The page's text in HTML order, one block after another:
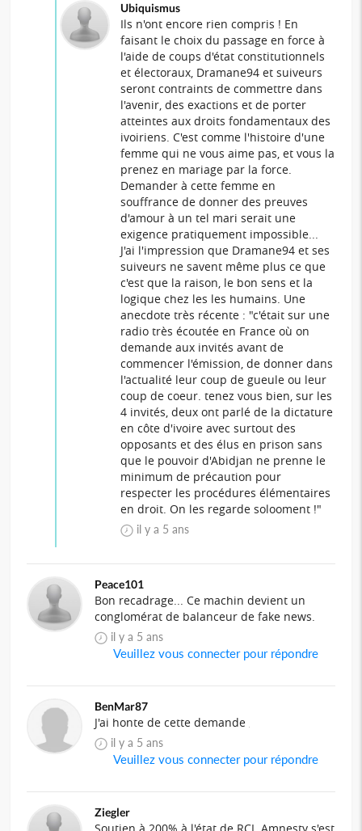
Ubiquismus
Ils n'ont encore rien compris ! En
faisant le choix du passage en force à
l'aide de coups d'état constitutionnels
et électoraux, Dramane94 et suiveurs
seront contraints de commettre dans
l'avenir, des exactions et de porter
atteintes aux droits fondamentaux des
ivoiriens. C'est comme l'histoire d'une
femme qui ne vous aime pas, et vous la
prenez en mariage par la force.
Demander à cette femme en
souffrance de donner des preuves
d'amour à un tel mari serait une
exigence pratiquement impossible...
J'ai l'impression que Dramane94 et ses
suiveurs ne savent même plus ce que
c'est que la raison, le bon sens et la
logique chez les les humains. Une
anecdote très récente : "c'était sur une
radio très écoutée en France où on
demande aux invités avant de
commencer l'émission, de donner dans
l'actualité leur coup de gueule ou leur
coup de coeur. tenez vous bien, sur les
4 invités, deux ont parlé de la dictature
en côte d'ivoire avec surtout des
opposants et des élus en prison sans
que le pouvoir d'Abidjan ne prenne le
minimum de précaution pour
respecter les procédures élémentaires
en droit. On les regarde solooment !"
il y a 5 ans
Peace101
Bon recadrage... Ce machin devient un
conglomérat de balanceur de fake news.
il y a 5 ans
Veuillez vous connecter pour répondre
BenMar87
J'ai honte de cette demande
il y a 5 ans
Veuillez vous connecter pour répondre
Ziegler